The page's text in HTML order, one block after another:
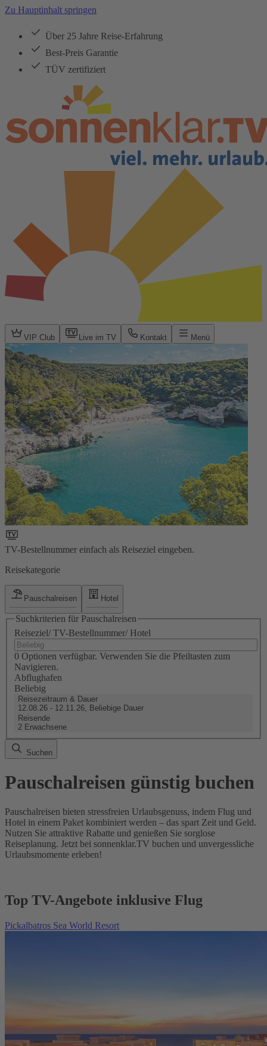
Zu Hauptinhalt springen
Über 25 Jahre Reise-Erfahrung
Best-Preis Garantie
TÜV zertifiziert
VIP Club Live im TV Kontakt Menü
TV-Bestellnummer einfach als Reiseziel eingeben.
Reisekategorie
Pauschalreisen Hotel
Suchkriterien für Pauschalreisen
Reiseziel/ TV-Bestellnummer/ Hotel
0 Optionen verfügbar. Verwenden Sie die Pfeiltasten zum
Navigieren.
Abflughafen
Beliebig
Reisezeitraum & Dauer
12.08.26 - 12.11.26, Beliebige Dauer
Reisende
2 Erwachsene
Suchen
Pauschalreisen günstig buchen
Pauschalreisen bieten stressfreien Urlaubsgenuss, indem Flug und
Hotel in einem Paket kombiniert werden – das spart Zeit und Geld.
Nutzen Sie attraktive Rabatte und genießen Sie sorglose
Reiseplanung. Jetzt bei sonnenklar.TV buchen und unvergessliche
Urlaubsmomente erleben!
Top TV-Angebote inklusive Flug
Pickalbatros Sea World Resort